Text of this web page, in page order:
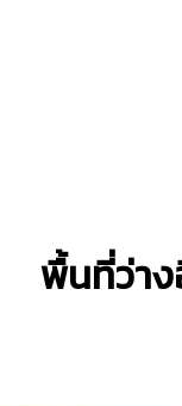
พื้นที่ว่า